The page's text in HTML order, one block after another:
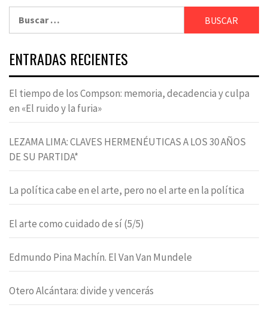
ENTRADAS RECIENTES
El tiempo de los Compson: memoria, decadencia y culpa
en «El ruido y la furia»
LEZAMA LIMA: CLAVES HERMENÉUTICAS A LOS 30 AÑOS
DE SU PARTIDA*
La política cabe en el arte, pero no el arte en la política
El arte como cuidado de sí (5/5)
Edmundo Pina Machín. El Van Van Mundele
Otero Alcántara: divide y vencerás